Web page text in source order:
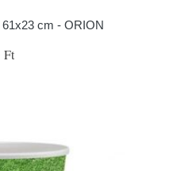
cm - ORION
Ft